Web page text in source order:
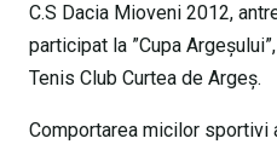
C.S Dacia Mioveni 2012,
participat la ”Cupa
Tenis Club Curtea de Argeş.
Comportarea micilor sportivi